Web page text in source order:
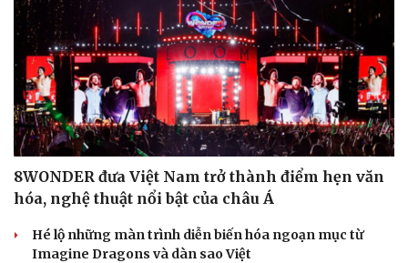
8WONDER đưa Việt Nam trở thành điểm hẹn văn
hóa, nghệ thuật nổi bật của châu Á
Hé lộ những màn trình diễn biến hóa ngoạn mục từ
Imagine Dragons và dàn sao Việt